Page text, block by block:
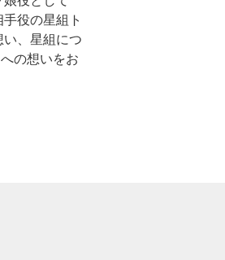
役の星組ト
い、星組につ
の想いをお